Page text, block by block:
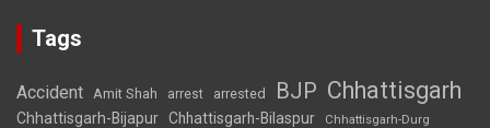
Tags
Accident Amit Shah arrest arrested BJP Chhattisgarh
Chhattisgarh-Bijapur Chhattisgarh-Bilaspur Chhattisgarh-Durg